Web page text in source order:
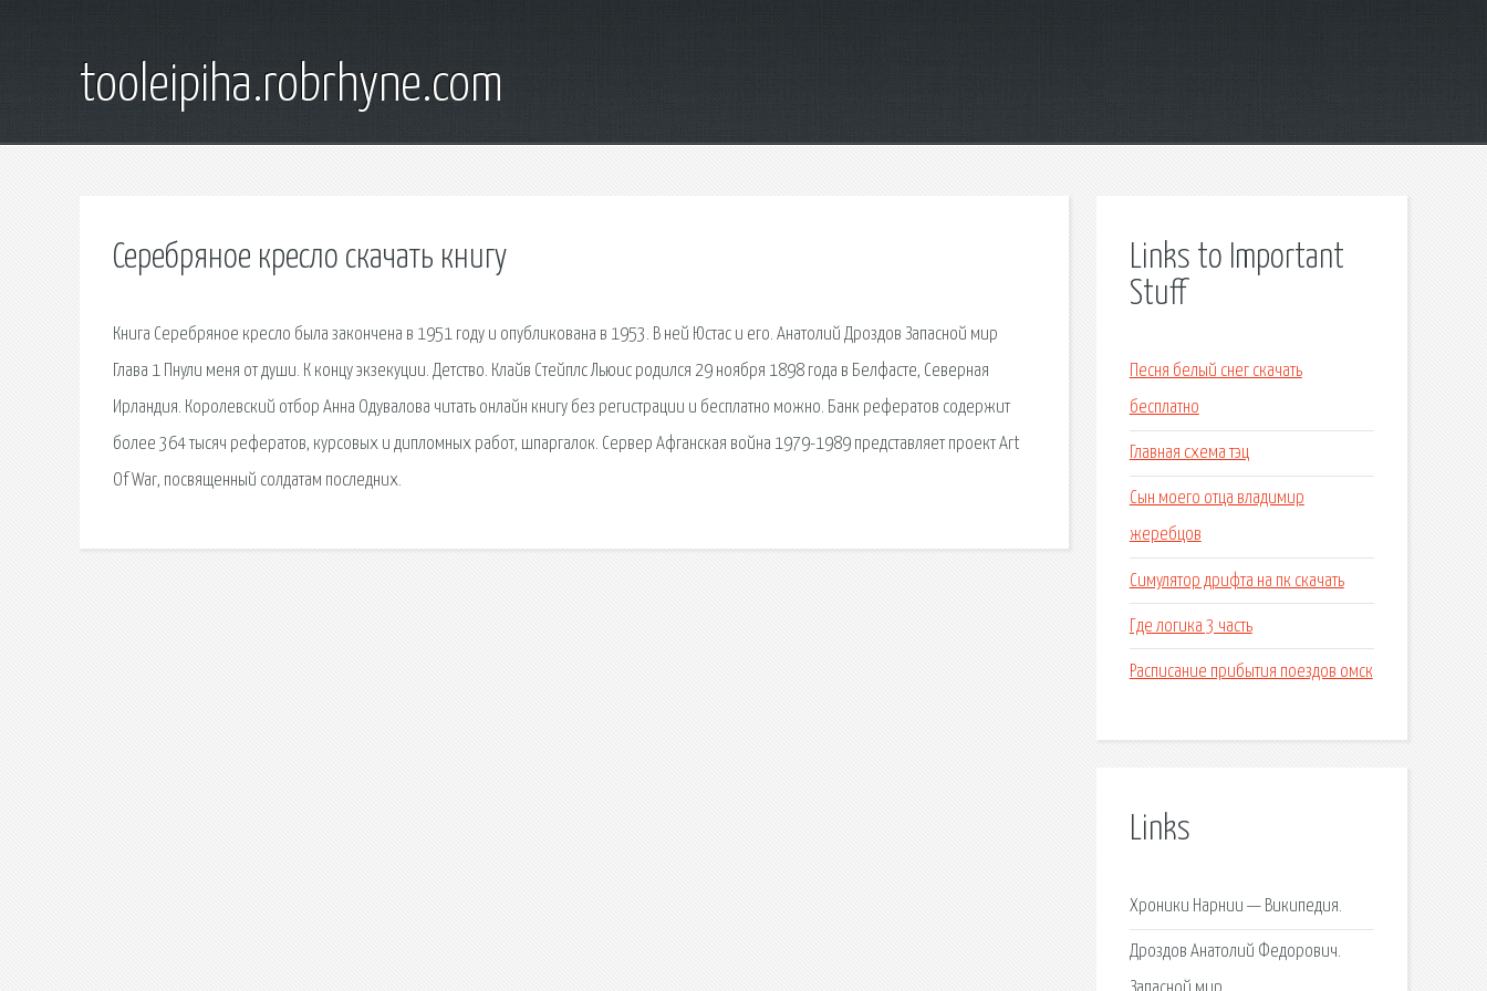
tooleipiha.robrhyne.com
Серебряное кресло скачать книгу
Книга Серебряное кресло была закончена в 1951 году и опубликована в 1953. В ней Юстас и его. Анатолий Дроздов Запасной мир
Глава 1 Пнули меня от души. К концу экзекуции. Детство. Клайв Стейплс Льюис родился 29 ноября 1898 года в Белфасте, Северная
Ирландия. Королевский отбор Анна Одувалова читать онлайн книгу без регистрации и бесплатно можно. Банк рефератов содержит
более 364 тысяч рефератов, курсовых и дипломных работ, шпаргалок. Сервер Афганская война 1979-1989 представляет проект Art
Of War, посвященный солдатам последних.
Links to Important
Stuff
Песня белый снег скачать
бесплатно
Главная схема тэц
Сын моего отца владимир
жеребцов
Симулятор дрифта на пк скачать
Где логика 3 часть
Расписание прибытия поездов омск
Links
Хроники Нарнии — Википедия.
Дроздов Анатолий Федорович.